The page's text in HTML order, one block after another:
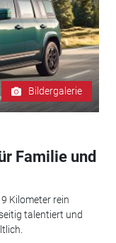
Bildergalerie
Familie und
Kilometer rein
talentiert und